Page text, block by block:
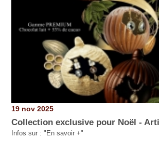
19 nov 2025
Collection exclusive pour Noël -
Infos sur : "En savoir +"